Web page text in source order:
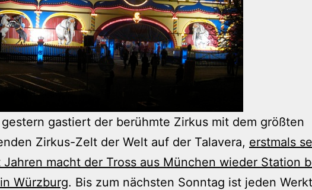
gastiert der berühmte Zirkus mit dem größten
Zirkus-Zelt der Welt auf der Talavera, erstmals
Jahren macht der Tross aus München wieder Station
Würzburg. Bis zum nächsten Sonntag ist jeden